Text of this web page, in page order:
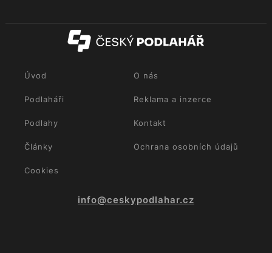
Úvod O nás
Podlaháři Reklama a inzerce
Podlahy Kontakt
Články Ochrana osobních údajů
Cookies
info@ceskypodlahar.cz